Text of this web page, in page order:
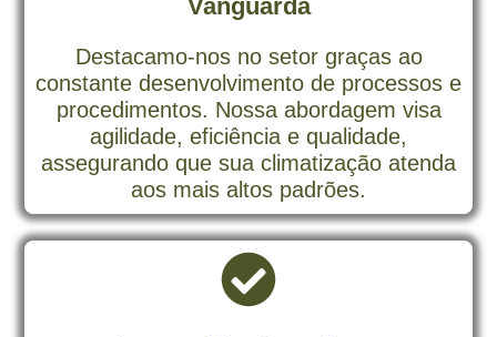
Vanguarda
Destacamo-nos no setor graças ao
constante desenvolvimento de processos e
procedimentos. Nossa abordagem visa
agilidade, eficiência e qualidade,
assegurando que sua climatização atenda
aos mais altos padrões.